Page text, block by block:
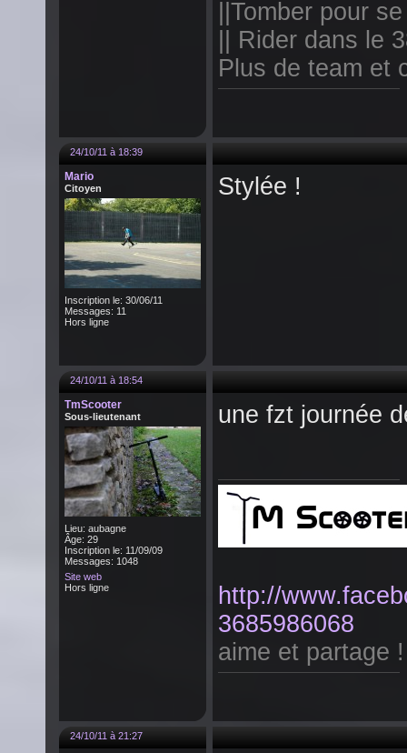
||Tomber pour
|| Rider dans
Plus de team et
24/10/11 à 18:39
Mario
Citoyen
Inscription le: 30/06/11
Messages: 11
Hors ligne
Stylée !
24/10/11 à 18:54
TmScooter
Sous-lieutenant
Lieu: aubagne
Âge: 29
Inscription le: 11/09/09
Messages: 1048
Site web
Hors ligne
une fzt journée
http://
3685986068
aime et partage !
24/10/11 à 21:27